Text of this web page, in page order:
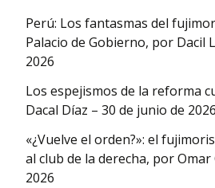
Perú: Los fantasmas del
Palacio de Gobierno, por Dacil
2026
Los espejismos de la reforma
Dacal Díaz – 30 de junio de 2026
«¿Vuelve el orden?»: el
al club de la derecha, por
2026